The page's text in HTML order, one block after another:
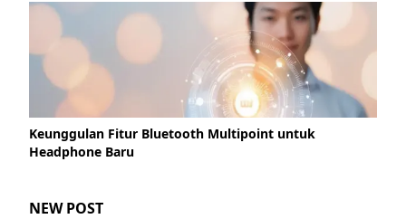
Keunggulan Fitur Bluetooth Multipoint untuk
Headphone Baru
NEW POST